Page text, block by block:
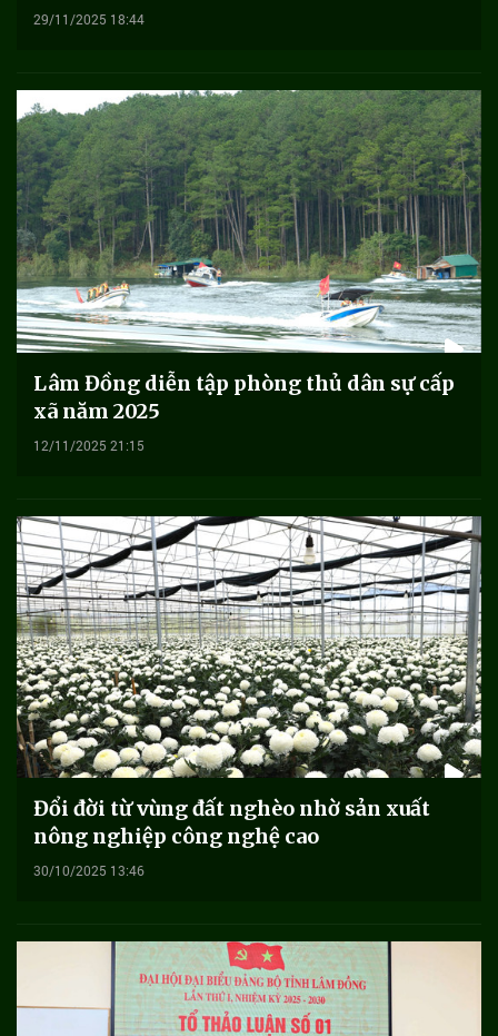
29/11/2025 18:44
Lâm Đồng diễn tập phòng thủ dân sự cấp
xã năm 2025
12/11/2025 21:15
Đổi đời từ vùng đất nghèo nhờ sản xuất
nông nghiệp công nghệ cao
30/10/2025 13:46